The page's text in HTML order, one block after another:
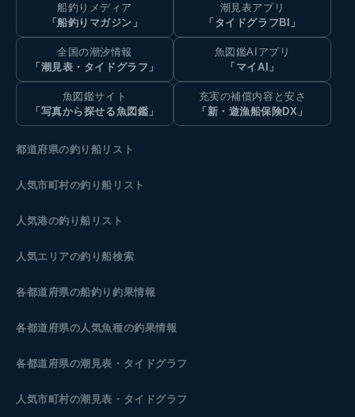
船釣りメディア
「船釣りマガジン」
潮見表アプリ
「タイドグラフBI」
全国の潮汐情報
「潮見表・タイドグラフ」
魚図鑑AIアプリ
「マイAI」
魚図鑑サイト
「写真から探せる魚図鑑」
充実の補償内容と安さ
「新・遊漁船保険DX」
都道府県の釣り船リスト
人気市町村の釣り船リスト
人気港の釣り船リスト
人気エリアの釣り船検索
各都道府県の船釣り釣果情報
各都道府県の人気魚種の釣果情報
各都道府県の潮見表 ・タイドグラフ
人気市町村の潮見表・タイドグラフ